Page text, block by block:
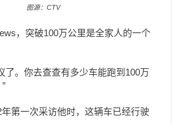
图源：CTV
，突破100万公里是全家人的一个
了。你去查查有多少车能跑到100万
第一次采访他时，这辆车已经行驶